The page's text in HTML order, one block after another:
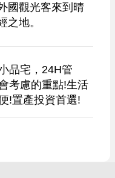
國觀光客來到晴
之地。
品宅，24H管
考慮的重點!生活
!置產投資首選!